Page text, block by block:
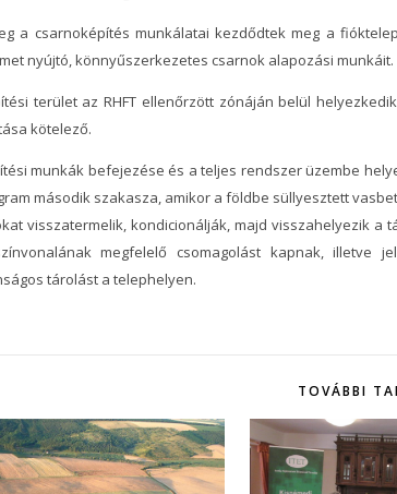
a csarnoképítés munkálatai kezdődtek meg a
nyújtó, könnyűszerkezetes csarnok alapozási munkáit.
terület az RHFT ellenőrzött zónáján belül
kötelező.
munkák befejezése és a teljes rendszer üzembe
második szakasza, amikor a földbe süllyesztett
visszatermelik, kondicionálják, majd visszahelyezik a
megfelelő csomagolást kapnak, illetve
tárolást a telephelyen.
TOVÁBBI